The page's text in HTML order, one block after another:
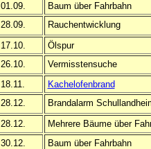
01.09.
Baum über Fahrbahn
28.09.
Rauchentwicklung
17.10.
Ölspur
26.10.
Vermisstensuche
18.11.
Kachelofenbrand
28.12.
Brandalarm
28.12.
Mehrere Bäume über
30.12.
Baum über Fahrbahn